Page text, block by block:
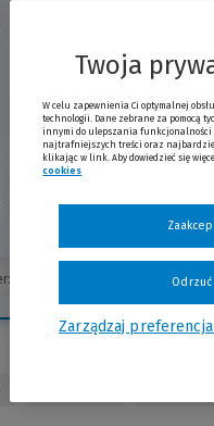
Twoja
W celu zapewnienia Ci optymalnej
technologii. Dane zebrane za pomocą
innymi do ulepszania funkcjonalności
najtrafniejszych treści oraz
klikając w link. Aby dowiedzieć się
cookies
Zarządzaj